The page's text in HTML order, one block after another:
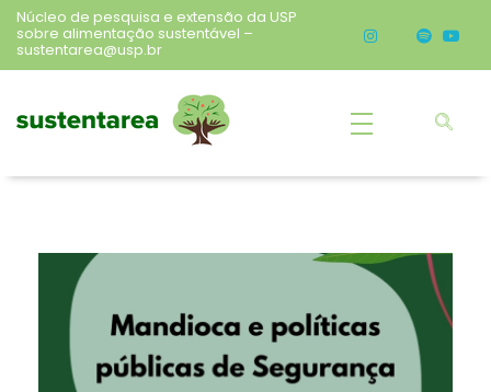
Núcleo de pesquisa e extensão da USP
sobre alimentação sustentável –
sustentarea@usp.br
Sustentarea